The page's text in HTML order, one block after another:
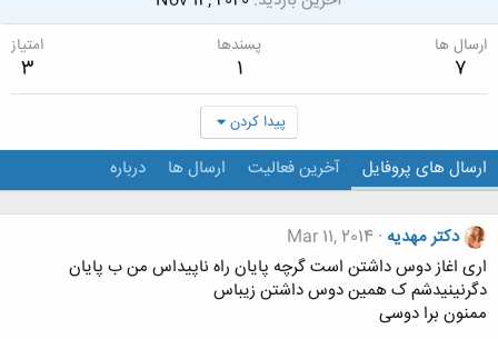
ارسال ها
7
پسندها
1
امتیاز
3
پیدا کردن
ارسال های پروفایل آخرین فعالیت ارسال ها درباره
دکتر مهدیه Mar 11, 2014
اری اغاز دوس داشتن است گرچه پایان راه ناپیداس من ب پایان
دگرنینیدشم ک همین دوس داشتن زیباس
ممنون برا دوسی